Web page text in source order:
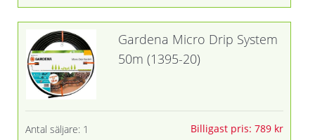
Gardena Micro Drip System
50m (1395-20)
Antal säljare: 1 Billigast pris: 789 kr